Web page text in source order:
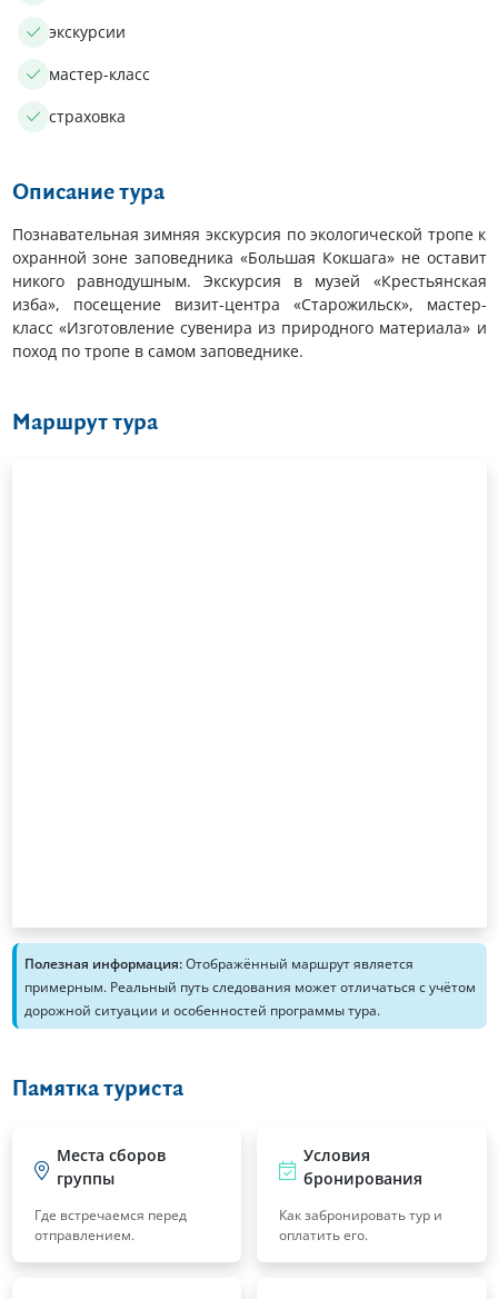
экскурсии
мастер-класс
страховка
Описание тура
Познавательная зимняя экскурсия по экологической тропе к
охранной зоне заповедника «Большая Кокшага» не оставит
никого равнодушным. Экскурсия в музей «Крестьянская
изба», посещение визит-центра «Старожильск», мастер-
класс «Изготовление сувенира из природного материала» и
поход по тропе в самом заповеднике.
Маршрут тура
Полезная информация:Отображённый маршрут является
примерным. Реальный путь следования может отличаться с учётом
дорожной ситуации и особенностей программы тура.
Памятка туриста
Места сборов
группы
Где встречаемся перед
отправлением.
Условия
бронирования
Как забронировать тур и
оплатить его.